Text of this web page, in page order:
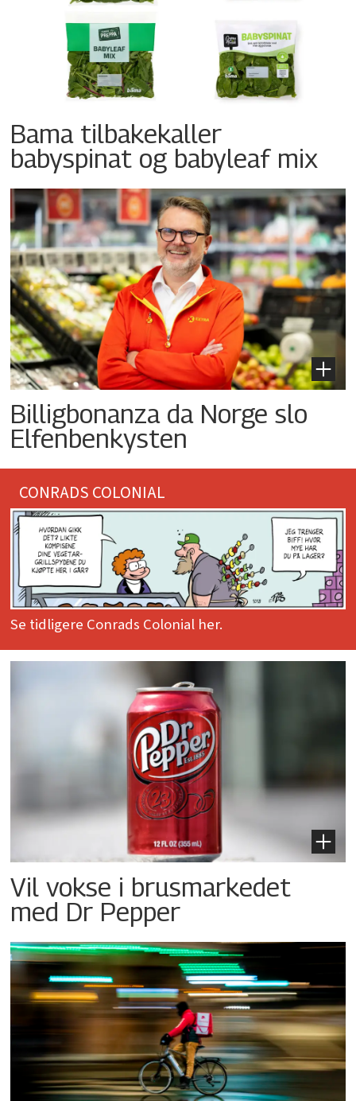
Bama tilbakekaller
babyspinat og babyleaf mix
Billigbonanza da Norge slo
Elfenbenkysten
CONRADS COLONIAL
Se tidligere Conrads Colonial her.
Vil vokse i brusmarkedet
med Dr Pepper